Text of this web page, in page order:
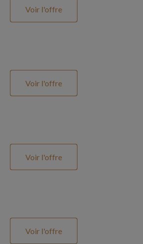
Voir l'offre
Voir l'offre
Voir l'offre
Voir l'offre